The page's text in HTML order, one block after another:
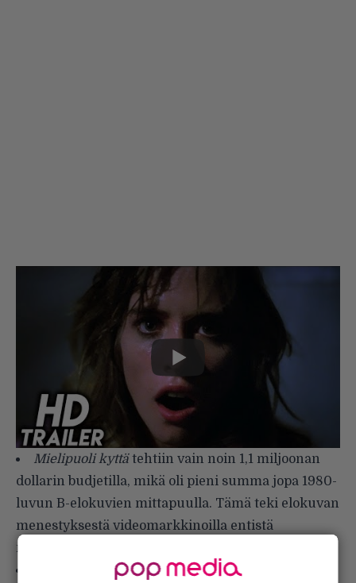
Mielipuoli kyttä tehtiin vain noin 1,1 miljoonan
dollarin budjetilla, mikä oli pieni summa jopa 1980-
luvun B-elokuvien mittapuulla. Tämä teki elokuvan
menestyksestä videomarkkinoilla entistä
merkittävämmän.
Elokuvassa on useita cameo-esiintymisiä: